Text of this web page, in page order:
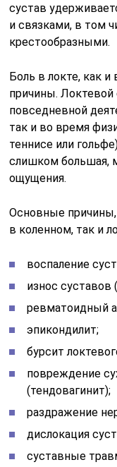
сустав
и связками, в том
крестообразными.
Боль в локте, как
причины. Локтевой
повседневной
так и во время
теннисе или
слишком большая,
ощущения.
Основные
в коленном, так и
воспаление
износ суставов
ревматоидный
эпикондилит;
бурсит
повреждение
(тендовагинит);
раздражение
дислокация
суставные